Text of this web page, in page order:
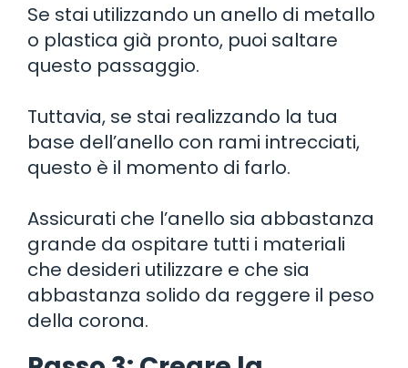
Se stai utilizzando un anello di metallo
o plastica già pronto, puoi saltare
questo passaggio.
Tuttavia, se stai realizzando la tua
base dell’anello con rami intrecciati,
questo è il momento di farlo.
Assicurati che l’anello sia abbastanza
grande da ospitare tutti i materiali
che desideri utilizzare e che sia
abbastanza solido da reggere il peso
della corona.